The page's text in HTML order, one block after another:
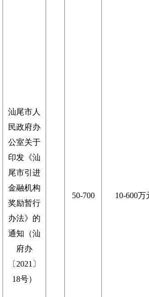
汕尾市人
民政府办
公室关于
印发《汕
尾市引进
金融机构
奖励暂行
办法》的
通知（汕
府办
〔2021〕
18号）
50-700 10-600万